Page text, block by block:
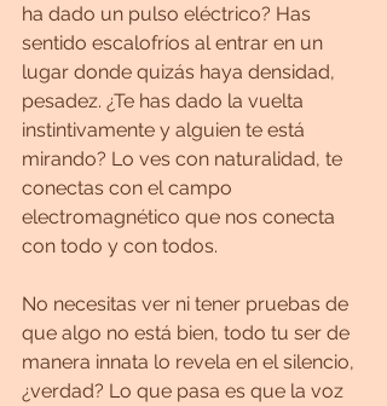
ha dado un pulso eléctrico? Has
sentido escalofríos al entrar en un
lugar donde quizás haya densidad,
pesadez. ¿Te has dado la vuelta
instintivamente y alguien te está
mirando? Lo ves con naturalidad, te
conectas con el campo
electromagnético que nos conecta
con todo y con todos.
No necesitas ver ni tener pruebas de
que algo no está bien, todo tu ser de
manera innata lo revela en el silencio,
¿verdad? Lo que pasa es que la voz